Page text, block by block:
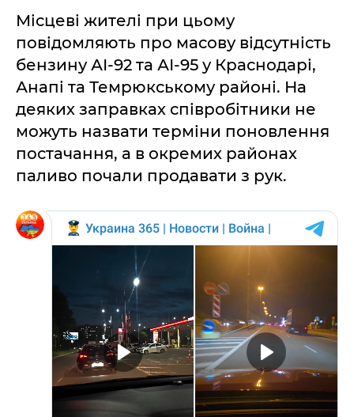
Місцеві жителі при цьому
повідомляють про масову відсутність
бензину АІ-92 та АІ-95 у Краснодарі,
Анапі та Темрюкському районі. На
деяких заправках співробітники не
можуть назвати терміни поновлення
постачання, а в окремих районах
паливо почали продавати з рук.